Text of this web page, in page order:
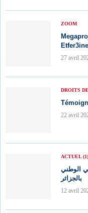
ZOOM
27 avril
DROITS
22 avril
ACTUEL (1)
الوطني
بالجزائر
12 avril